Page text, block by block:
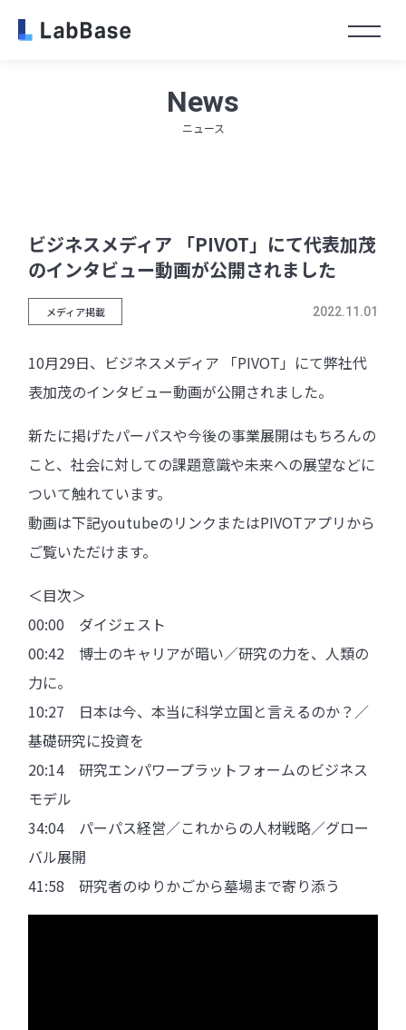
News
ニュース
メディア掲載 2022.11.01
ビジネスメディア 「PIVOT」にて代表加茂
のインタビュー動画が公開されました
10月29日、ビジネスメディア 「PIVOT」にて弊社代
表加茂のインタビュー動画が公開されました。
新たに掲げたパーパスや今後の事業展開はもちろんの
こと、社会に対しての課題意識や未来への展望などに
ついて触れています。
動画は下記youtubeのリンクまたはPIVOTアプリから
ご覧いただけます。
＜目次＞
00:00 ダイジェスト
00:42 博士のキャリアが暗い／研究の力を、人類の
力に。
10:27 日本は今、本当に科学立国と言えるのか？／
基礎研究に投資を
20:14 研究エンパワープラットフォームのビジネス
モデル
34:04 パーパス経営／これからの人材戦略／グロー
バル展開
41:58 研究者のゆりかごから墓場まで寄り添う